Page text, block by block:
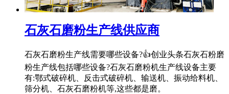
石灰石磨粉生产线供应商
石灰石磨粉生产线需要哪些设备?👍创业头条石灰石粉磨
粉生产线包括哪些设备?石灰石磨粉机生产线设备主要
有:鄂式破碎机、反击式破碎机、输送机、振动给料机、
筛分机、石灰石磨粉机等,这些都是磨。